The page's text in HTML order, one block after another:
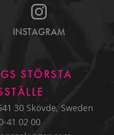
INSTAGRAM
STÖRSTA
30 Skövde, Sweden
41 02 00